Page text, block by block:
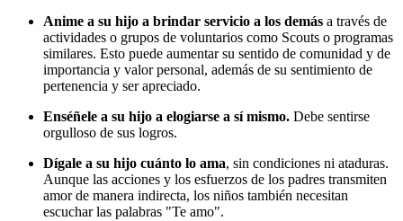
Anime a su hijo a brindar servicio a los demás a través de
actividades o grupos de voluntarios como Scouts o programas
similares. Esto puede aumentar su sentido de comunidad y de
importancia y valor personal, además de su sentimiento de
pertenencia y ser apreciado.
Enséñele a su hijo a elogiarse a sí mismo. Debe sentirse
orgulloso de sus logros.
Dígale a su hijo cuánto lo ama, sin condiciones ni ataduras.
Aunque las acciones y los esfuerzos de los padres transmiten
amor de manera indirecta, los niños también necesitan
escuchar las palabras "Te amo".